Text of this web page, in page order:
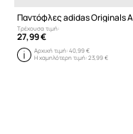
Τρέχουσα τιμή:
27,99 €
Αρχική τιμή:40,99 €
Η χαμηλότερη τιμή:23,99 €